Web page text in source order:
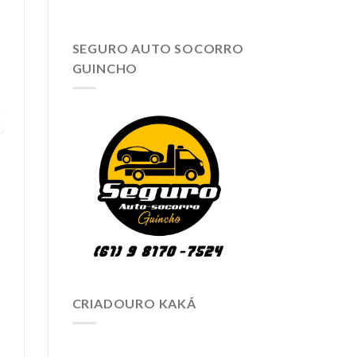
SEGURO AUTO SOCORRO
GUINCHO
CRIADOURO KAKÁ